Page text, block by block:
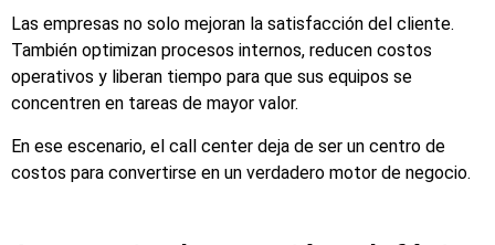
Las empresas no solo mejoran la satisfacción del cliente.
También optimizan procesos internos, reducen costos
operativos y liberan tiempo para que sus equipos se
concentren en tareas de mayor valor.
En ese escenario, el call center deja de ser un centro de
costos para convertirse en un verdadero motor de negocio.